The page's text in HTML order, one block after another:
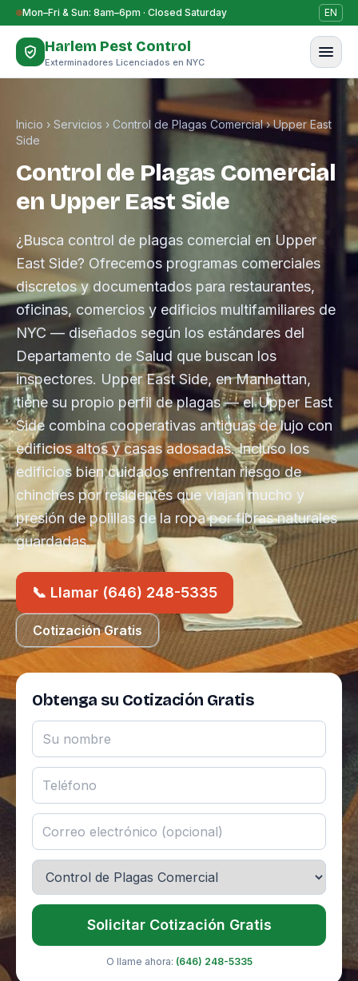
Saltar al contenido
Mon–Fri & Sun: 8am–6pm · Closed Saturday EN
Harlem Pest Control
Exterminadores Licenciados en NYC
Inicio › Servicios › Control de Plagas Comercial›Upper East
Side
Control de Plagas Comercial
en Upper East Side
¿Busca control de plagas comercial en Upper
East Side? Ofrecemos programas comerciales
discretos y documentados para restaurantes,
oficinas, comercios y edificios multifamiliares de
NYC — diseñados según los estándares del
Departamento de Salud que buscan los
inspectores. Upper East Side, en Manhattan,
tiene su propio perfil de plagas — el Upper East
Side combina cooperativas antiguas de lujo con
edificios altos y casas adosadas. Incluso los
edificios bien cuidados enfrentan riesgo de
chinches por residentes que viajan mucho y
presión de polillas de la ropa por fibras naturales
guardadas.
📞 Llamar (646) 248-5335
Cotización Gratis
Obtenga su Cotización Gratis
Solicitar Cotización Gratis
O llame ahora: (646) 248-5335